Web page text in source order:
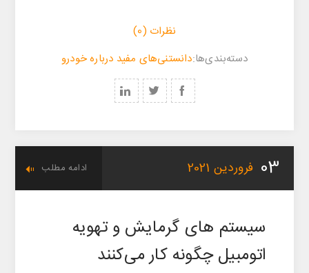
نظرات (0)
‌‌دسته‌بندی‌‌ها:دانستنی‌های مفید درباره خودرو
03 فروردین 2021 ادامه مطلب
سیستم های گرمایش و تهویه
اتومبیل چگونه کار می‌کنند